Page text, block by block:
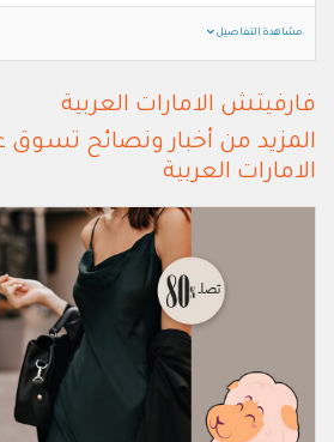
مشاهدة التفاصيل
فارفيتش الامارات العربية
المزيد من أخبار ونصائح
الامارات العربية